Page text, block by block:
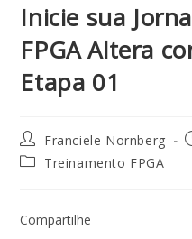
Inicie sua
FPGA Altera
Etapa 01
Franciele Nornberg
Treinamento FPGA
Compartilhe